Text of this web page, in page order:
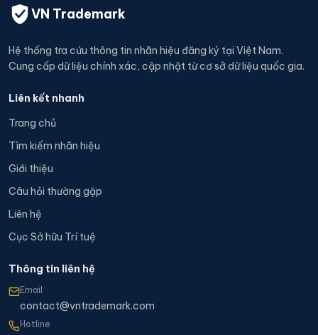
VN Trademark
Hệ thống tra cứu thông tin nhãn hiệu đăng ký tại Việt Nam.
Cung cấp dữ liệu chính xác, cập nhật từ cơ sở dữ liệu quốc gia.
Liên kết nhanh
Trang chủ
Tìm kiếm nhãn hiệu
Giới thiệu
Câu hỏi thường gặp
Liên hệ
Cục Sở hữu Trí tuệ
Thông tin liên hệ
Email
contact@vntrademark.com
Hotline